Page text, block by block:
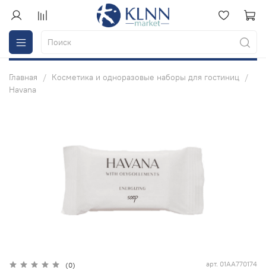
Главная
Косметика и одноразовые наборы для гостиниц
Havana
(0) арт. 01AA770174